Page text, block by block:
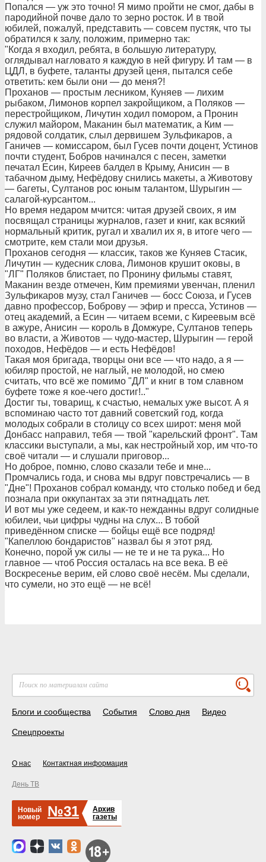
Попался — уж это точно! Я мимо пройти не смог, дабы в
пародийной почве дало то зерно росток. И в твой
юбилей, пожалуй, представить — совсем пустяк, что ты
обратился к залу, положим, примерно так:
"Когда я входил, ребята, в большую литературу,
оглядывал нагловато я каждую в ней фигуру. И там — в
ЦДЛ, в буфете, таланты друзей ценя, пытался себе
ответить: кем были они — до меня?!
Проханов — простым лесником, Куняев — лихим
рыбаком, Лимонов корпел закройщиком, а Поляков —
перестройщиком, Личутин ходил помором, а Пронин
служил майором, Маканин был математик, а Ким —
рядовой солдатик, слыл дервишем Зульфикаров, а
Ганичев — комиссаром, был Гусев почти доцент, Устинов
почти студент, Бобров начинался с песен, заметки
печатал Есин, Киреев балдел в Крыму, Анисин — в
табачном дыму, Нефёдову снились макеты, а Животову
— багеты, Султанов рос юным талантом, Шурыгин —
салагой-курсантом...
Но время недаром мчится: читая друзей своих, я им
посвящал страницы журналов, газет и книг, как всякий
нормальный критик, ругал и хвалил их я, в итоге чего —
смотрите, кем стали мои друзья.
Проханов сегодня — классик, таков же Куняев Стасик,
Личутин — кудесник слова, Лимонов крушит оковы, в
"ЛГ" Поляков блистает, по Пронину фильмы ставят,
Маканин везде отмечен, Ким премиями увенчан, пленил
Зульфикаров музу, стал Ганичев — босс Союза, и Гусев
давно профессор, Боброву — эфир и пресса, Устинов —
отец академий, а Есин — читаем всеми, с Киреевым всё
в ажуре, Анисин — король в Домжуре, Султанов теперь
во власти, а Животов — чудо-мастер, Шурыгин — герой
походов, Нефёдов — и есть Нефёдов!
Такая моя бригада, творцы они все — что надо, а я —
юбиляр простой, не наглый, не молодой, но смею
считать, что всё же помимо "ДЛ" и книг в том славном
буфете тоже я кое-чего достиг!.."
Достиг ты, товарищ, к счастью, немалых уже высот. А я
вспоминаю часто тот давний советский год, когда
молодых собрали в столицу со всех широт: меня мой
Донбасс направил, тебя — твой "карельский фронт". Там
классики выступали, а мы, как нестройный хор, им что-то
своё читали — и слушали приговор...
Но доброе, помню, слово сказали тебе и мне...
Промчались года, и снова мы вдруг повстречались — в
"Дне"! Проханов собрал команду, что столько побед и бед
познала при оккупантах за эти пятнадцать лет.
И вот мы уже седеем, и как-то нежданны вдруг солидные
юбилеи, чьи цифры чудны на слух... В тобой
приведённом списке — бойцы ещё все подряд!
"Капеллою бондаристов" назвал бы я этот ряд.
Конечно, порой уж силы — не те и не та рука... Но
главное — чтоб Россия осталась на все века. В её
Воскресенье верим, ей слово своё несём. Мы сделали,
что сумели, но это ещё — не всё!
Блоги и сообщества События Слово дня Видео
Спецпроекты
О нас Контактная информация
День ТВ
Новый
номер
№31
Архив
газеты